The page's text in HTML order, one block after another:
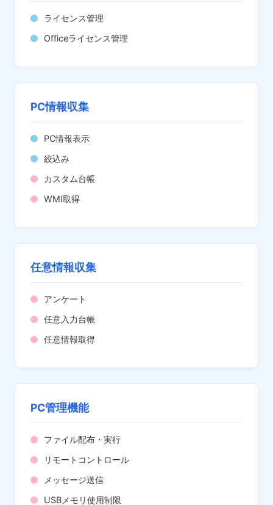
ライセンス管理
Officeライセンス管理
PC情報収集
PC情報表示
絞込み
カスタム台帳
WMI取得
任意情報収集
アンケート
任意入力台帳
任意情報取得
PC管理機能
ファイル配布・実行
リモートコントロール
メッセージ送信
USBメモリ使用制限